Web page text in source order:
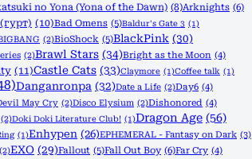
no Yona (Yona of the Dawn) (8)Arknights (6)
(10)Bad Omens (5)Baldur's Gate 3 (1)
(2)BioShock (5)BlackPink (30)
(2)Brawl Stars (34)Bright as the Moon (4)
(11)Castle Cats (33)Claymore (1)Coffee talk (1)
Danganronpa (32)Date a Life (2)Day6 (4)
May Cry (2)Disco Elysium (2)Dishonored (4)
(2)Doki Doki Literature Club! (1)Dragon Age (56)
(1)Enhypen (26)EPHEMERAL - Fantasy on Dark (3)
(2)EXO (29)Fallout (5)Fall Out Boy (6)Far Cry (4)